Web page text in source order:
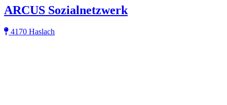
ARCUS Sozialnetzwerk
4170 Haslach